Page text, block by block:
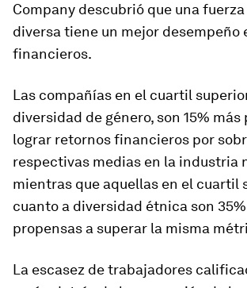
Company descubrió que una
diversa tiene un mejor desempeño
financieros.
Las compañías en el cuartil
diversidad de género, son 15% más
lograr retornos financieros por
respectivas medias en la industria
mientras que aquellas en el cuartil
cuanto a diversidad étnica son
propensas a superar la misma
La escasez de trabajadores